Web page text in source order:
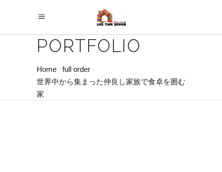
PORTFOLIO
Home
full order
世界中から集まった仲良し家族で食卓を囲む
家